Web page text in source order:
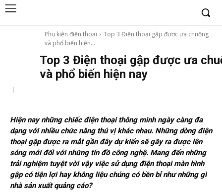
Phụ kiện điện thoại
Top 3 Điện thoại gập được ưa chuộng
và phổ biến hiện...
Top 3 Điện thoại gập được ưa
và phổ biến hiện nay
Hiện nay những chiếc điện thoại thông minh ngày càng đa
dạng với nhiều chức năng thú vị khác nhau. Những dòng điện
thoại gập được ra mắt gần đây dự kiến sẽ gây ra được lên
sóng mới đối với những tín đồ công nghệ. Mang đến những
trải nghiệm tuyệt vời vậy việc sử dụng điện thoại màn hình
gập có tiện lợi hay không liệu chúng có bền bỉ như những gì
nhà sản xuất quảng cáo?